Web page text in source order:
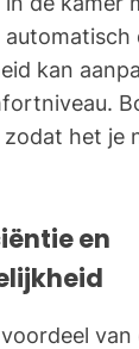
kan
zodat het je
en
van